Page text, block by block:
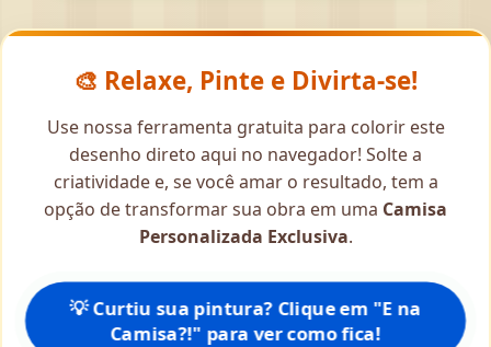
🎨 Relaxe, Pinte e Divirta-se!
Use nossa ferramenta gratuita para colorir este
desenho direto aqui no navegador! Solte a
criatividade e, se você amar o resultado, tem a
opção de transformar sua obra em uma Camisa
Personalizada Exclusiva.
💡 Curtiu sua pintura? Clique em "E na
Camisa?!" para ver como fica!